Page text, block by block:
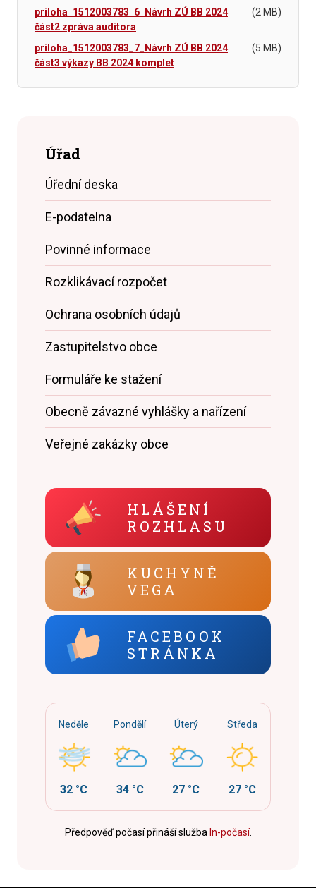
priloha_1512003783_6_Návrh ZÚ BB 2024
část2 zpráva auditora
(2 MB)
priloha_1512003783_7_Návrh ZÚ BB 2024
část3 výkazy BB 2024 komplet
(5 MB)
Úřad
Úřední deska
E-podatelna
Povinné informace
Rozklikávací rozpočet
Ochrana osobních údajů
Zastupitelstvo obce
Formuláře ke stažení
Obecně závazné vyhlášky a nařízení
Veřejné zakázky obce
HLÁŠENÍ
ROZHLASU
KUCHYNĚ
VEGA
FACEBOOK
STRÁNKA
Neděle
32 °C
Pondělí
34 °C
Úterý
27 °C
Středa
27 °C
Předpověď počasí přináší služba In-počasí.